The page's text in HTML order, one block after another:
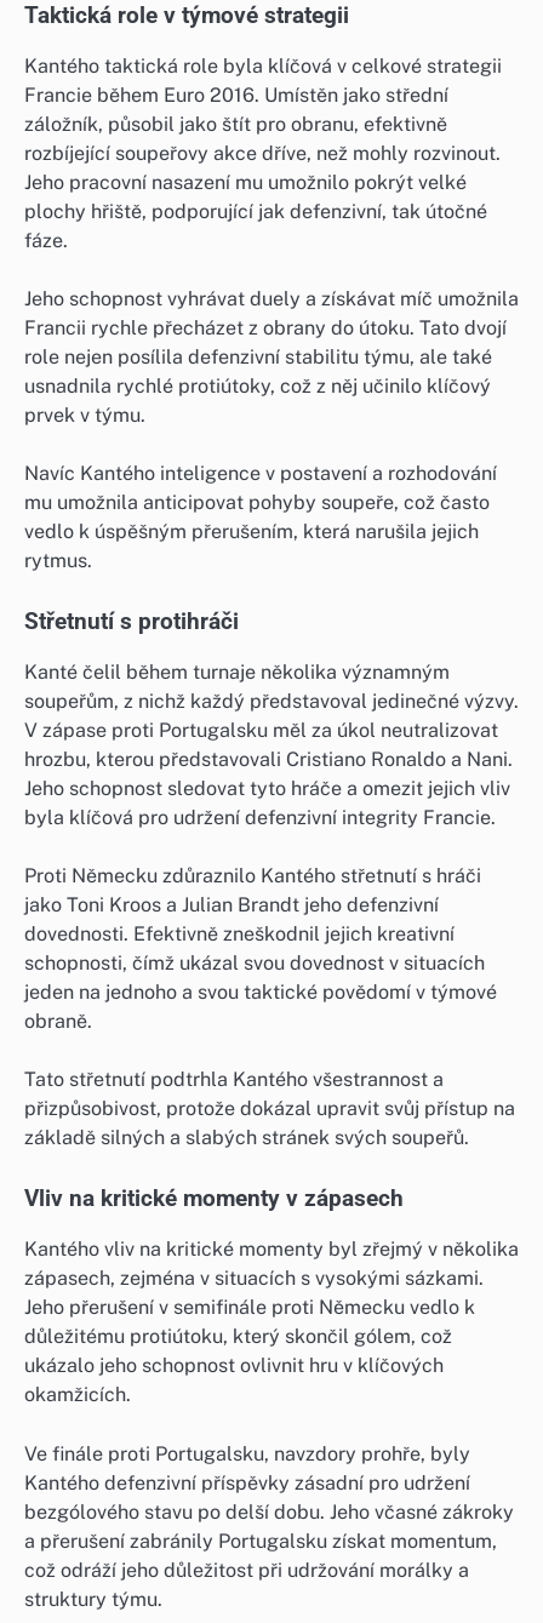
Taktická role v týmové strategii
Kantého taktická role byla klíčová v celkové strategii
Francie během Euro 2016. Umístěn jako střední
záložník, působil jako štít pro obranu, efektivně
rozbíjející soupeřovy akce dříve, než mohly rozvinout.
Jeho pracovní nasazení mu umožnilo pokrýt velké
plochy hřiště, podporující jak defenzivní, tak útočné
fáze.
Jeho schopnost vyhrávat duely a získávat míč umožnila
Francii rychle přecházet z obrany do útoku. Tato dvojí
role nejen posílila defenzivní stabilitu týmu, ale také
usnadnila rychlé protiútoky, což z něj učinilo klíčový
prvek v týmu.
Navíc Kantého inteligence v postavení a rozhodování
mu umožnila anticipovat pohyby soupeře, což často
vedlo k úspěšným přerušením, která narušila jejich
rytmus.
Střetnutí s protihráči
Kanté čelil během turnaje několika významným
soupeřům, z nichž každý představoval jedinečné výzvy.
V zápase proti Portugalsku měl za úkol neutralizovat
hrozbu, kterou představovali Cristiano Ronaldo a Nani.
Jeho schopnost sledovat tyto hráče a omezit jejich vliv
byla klíčová pro udržení defenzivní integrity Francie.
Proti Německu zdůraznilo Kantého střetnutí s hráči
jako Toni Kroos a Julian Brandt jeho defenzivní
dovednosti. Efektivně zneškodnil jejich kreativní
schopnosti, čímž ukázal svou dovednost v situacích
jeden na jednoho a svou taktické povědomí v týmové
obraně.
Tato střetnutí podtrhla Kantého všestrannost a
přizpůsobivost, protože dokázal upravit svůj přístup na
základě silných a slabých stránek svých soupeřů.
Vliv na kritické momenty v zápasech
Kantého vliv na kritické momenty byl zřejmý v několika
zápasech, zejména v situacích s vysokými sázkami.
Jeho přerušení v semifinále proti Německu vedlo k
důležitému protiútoku, který skončil gólem, což
ukázalo jeho schopnost ovlivnit hru v klíčových
okamžicích.
Ve finále proti Portugalsku, navzdory prohře, byly
Kantého defenzivní příspěvky zásadní pro udržení
bezgólového stavu po delší dobu. Jeho včasné zákroky
a přerušení zabránily Portugalsku získat momentum,
což odráží jeho důležitost při udržování morálky a
struktury týmu.